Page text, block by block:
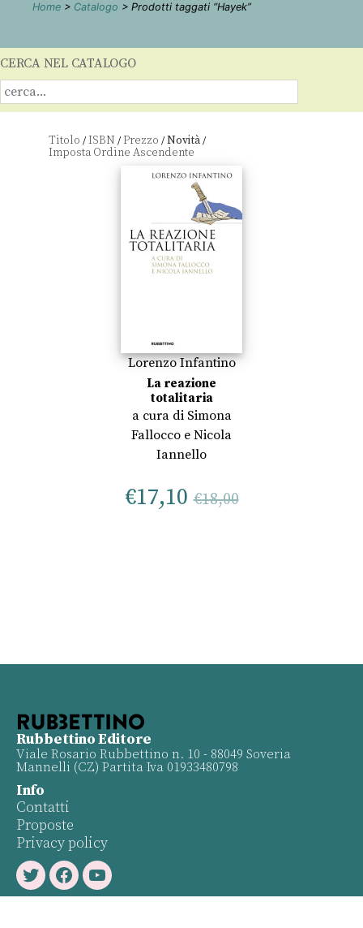
Home > Catalogo > Prodotti taggati “Hayek”
CERCA NEL CATALOGO
Titolo /ISBN /Prezzo /Novità/
Lorenzo Infantino
La reazione
totalitaria
a cura di Simona
Fallocco e Nicola
Iannello
€17,10 €18,00
Rubbettino Editore
Viale Rosario Rubbettino n. 10 - 88049 Soveria
Mannelli (CZ) Partita Iva 01933480798
Info
Contatti
Proposte
Privacy policy
TwitterFacebookYoutube